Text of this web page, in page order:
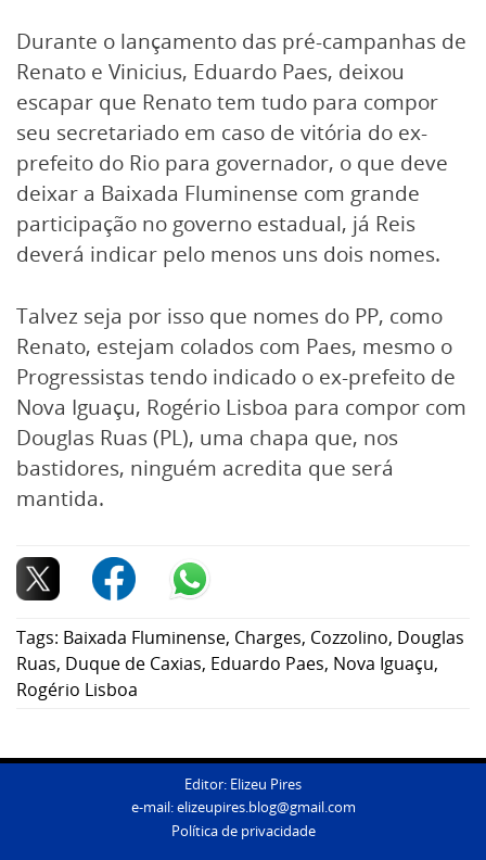
Durante o lançamento das pré-campanhas de
Renato e Vinicius, Eduardo Paes, deixou
escapar que Renato tem tudo para compor
seu secretariado em caso de vitória do ex-
prefeito do Rio para governador, o que deve
deixar a Baixada Fluminense com grande
participação no governo estadual, já Reis
deverá indicar pelo menos uns dois nomes.
Talvez seja por isso que nomes do PP, como
Renato, estejam colados com Paes, mesmo o
Progressistas tendo indicado o ex-prefeito de
Nova Iguaçu, Rogério Lisboa para compor com
Douglas Ruas (PL), uma chapa que, nos
bastidores, ninguém acredita que será
mantida.
Tags: Baixada Fluminense, Charges, Cozzolino, Douglas
Ruas, Duque de Caxias, Eduardo Paes, Nova Iguaçu,
Rogério Lisboa
Editor: Elizeu Pires
e-mail:elizeupires.blog@gmail.com
Política de privacidade